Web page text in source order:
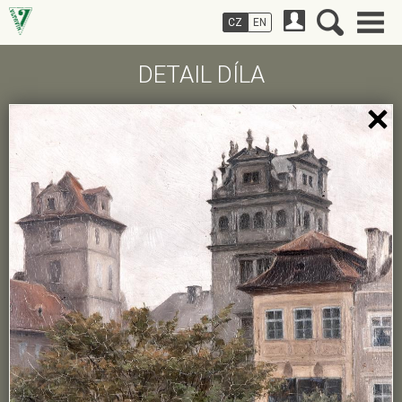
DETAIL DÍLA
CZ EN